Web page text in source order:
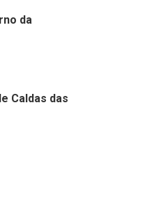
da
Caldas das